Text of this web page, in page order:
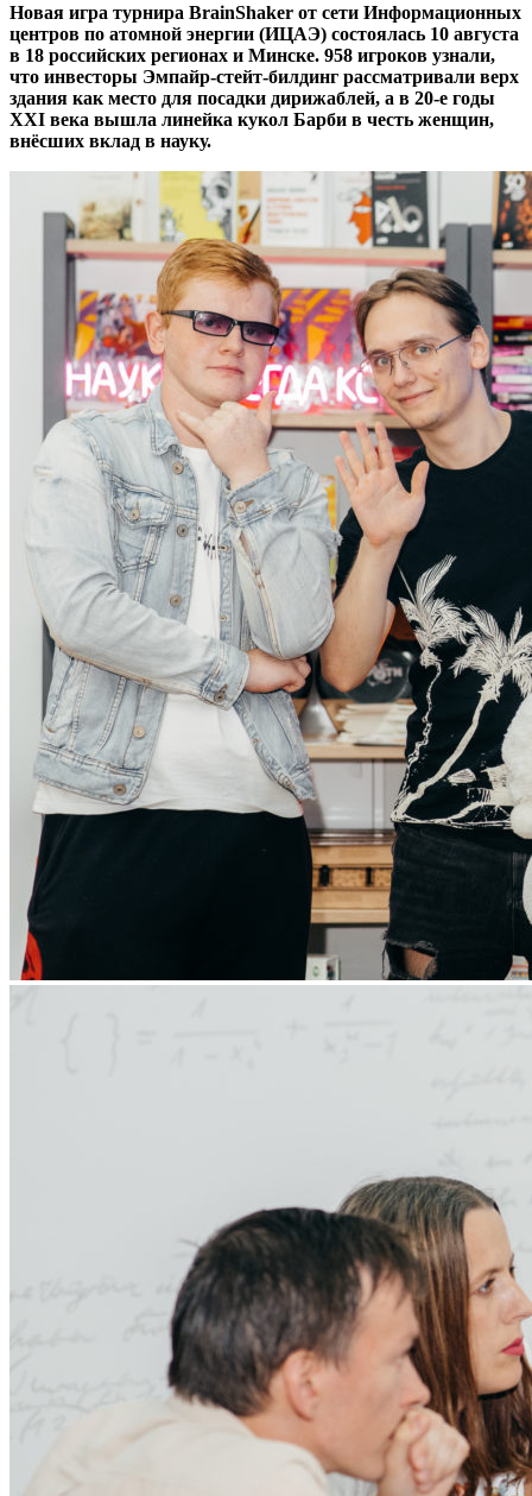
Новая игра турнира BrainShaker от сети Информационных
центров по атомной энергии (ИЦАЭ) состоялась 10 августа
в 18 российских регионах и Минске. 958 игроков узнали,
что инвесторы Эмпайр-стейт-билдинг рассматривали верх
здания как место для посадки дирижаблей, а в 20-е годы
XXI века вышла линейка кукол Барби в честь женщин,
внёсших вклад в науку.